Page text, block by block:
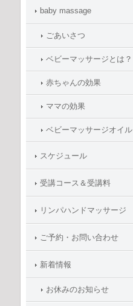
baby massage
ごあいさつ
ベビーマッサージとは？
赤ちゃんの効果
ママの効果
ベビーマッサージオイル
スケジュール
受講コース＆受講料
リンパハンドマッサージ
ご予約・お問い合わせ
新着情報
お休みのお知らせ